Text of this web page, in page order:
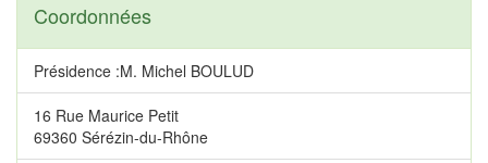
Coordonnées
Présidence :M. Michel BOULUD
16 Rue Maurice Petit
69360 Sérézin-du-Rhône